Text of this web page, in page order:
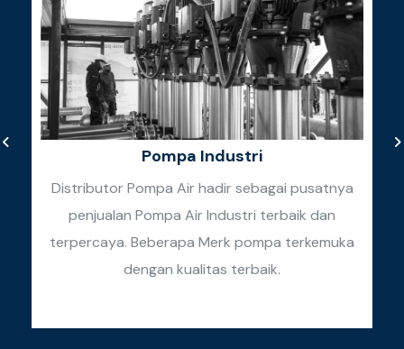
Pompa Industri
Distributor Pompa Air hadir sebagai pusatnya
penjualan Pompa Air Industri terbaik dan
terpercaya. Beberapa Merk pompa terkemuka
dengan kualitas terbaik.